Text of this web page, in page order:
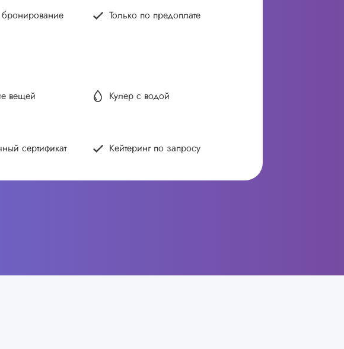
Только по предоплате
вещей Кулер с водой
сертификат Кейтеринг по запросу